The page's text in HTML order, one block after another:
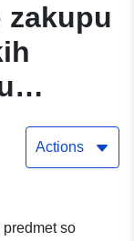
zakupu
na
Actions
so